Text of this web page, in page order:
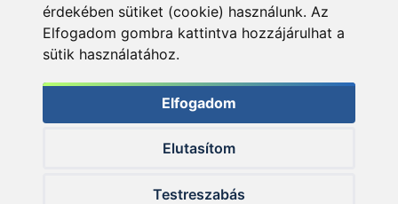
érdekében sütiket (cookie) használunk. Az
Elfogadom gombra kattintva hozzájárulhat a
sütik használatához.
Elfogadom
Elutasítom
Testreszabás